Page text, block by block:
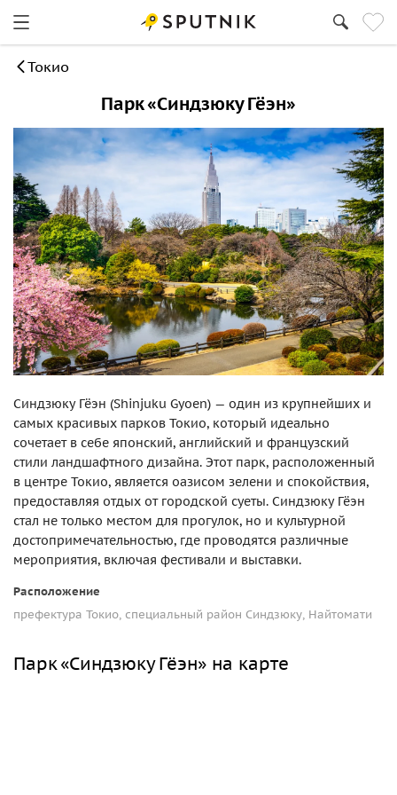
Токио
Парк «Синдзюку Гёэн»
Синдзюку Гёэн (Shinjuku Gyoen) — один из крупнейших и
самых красивых парков Токио, который идеально
сочетает в себе японский, английский и французский
стили ландшафтного дизайна. Этот парк, расположенный
в центре Токио, является оазисом зелени и спокойствия,
предоставляя отдых от городской суеты. Синдзюку Гёэн
стал не только местом для прогулок, но и культурной
достопримечательностью, где проводятся различные
мероприятия, включая фестивали и выставки.
Расположение
префектура Токио, специальный район Синдзюку, Найтомати
Парк «Синдзюку Гёэн» на карте